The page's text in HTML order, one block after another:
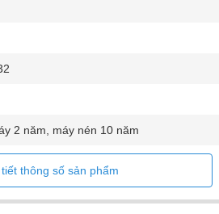
2 năm, máy nén 10 năm
thông số sản phẩm